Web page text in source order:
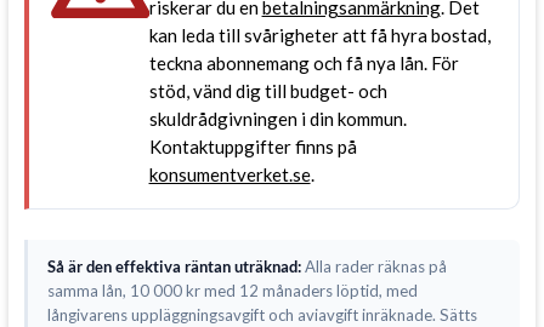
riskerar du enbetalningsanmärkning. Det
kan leda till svårigheter att få hyra bostad,
teckna abonnemang och få nya lån. För
stöd, vänd dig till budget- och
skuldrådgivningen i din kommun.
Kontaktuppgifter finns på
konsumentverket.se.
Så är den effektiva räntan uträknad:Alla rader räknas på
samma lån, 10 000 kr med 12 månaders löptid, med
långivarens uppläggningsavgift och aviavgift inräknade. Sätts